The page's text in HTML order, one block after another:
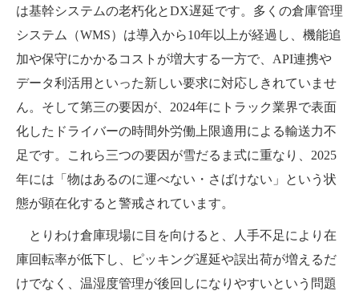
は基幹システムの老朽化とDX遅延です。多くの倉庫管理
システム（WMS）は導入から10年以上が経過し、機能追
加や保守にかかるコストが増大する一方で、API連携や
データ利活用といった新しい要求に対応しきれていませ
ん。そして第三の要因が、2024年にトラック業界で表面
化したドライバーの時間外労働上限適用による輸送力不
足です。これら三つの要因が雪だるま式に重なり、2025
年には「物はあるのに運べない・さばけない」という状
態が顕在化すると警戒されています。
とりわけ倉庫現場に目を向けると、人手不足により在
庫回転率が低下し、ピッキング遅延や誤出荷が増えるだ
けでなく、温湿度管理が後回しになりやすいという問題